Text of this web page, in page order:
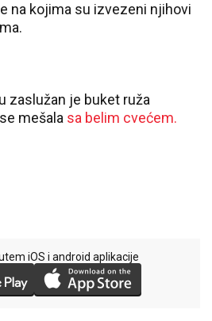
na kojima su izvezeni njihovi
zaslužan je buket ruža
mešala sa belim cvećem.
iOS i android aplikacije